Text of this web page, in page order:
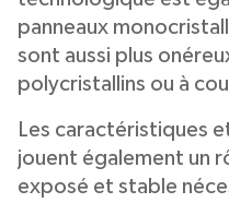
panneaux
sont aussi plus
polycristallins ou à
Les caractéristiques
jouent également un
exposé et stable